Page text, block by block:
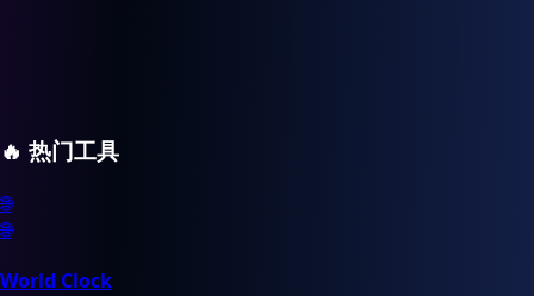
🔥 热门工具
🌐
🌐
World Clock